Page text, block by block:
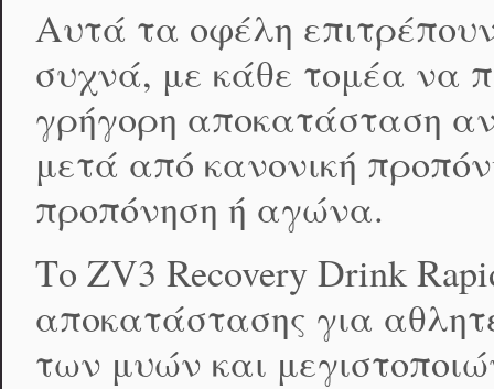
Αυτά τα οφέλη
συχνά, με κάθε τομέα να
γρήγορη αποκατάσταση
μετά από κανονική
προπόνηση ή αγώνα.
Το ZV3 Recovery Drink
αποκατάστασης για
των μυών και